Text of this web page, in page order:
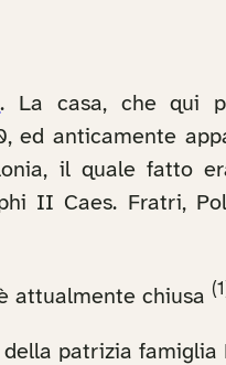
. La casa, che qui
ed anticamente
il quale fatto
II Caes. Fratri,
attualmente chiusa
patrizia famiglia